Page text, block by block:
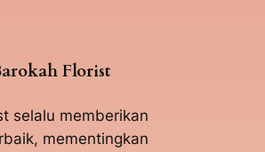
Florist
selalu memberikan
mementingkan